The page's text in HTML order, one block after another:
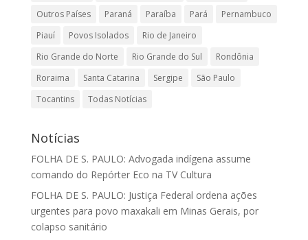
Outros Países
Paraná Paraíba Pará
Pernambuco
Piauí
Povos Isolados
Rio de Janeiro
Rio Grande do Norte
Rio Grande do Sul
Rondônia
Roraima
Santa Catarina Sergipe
São Paulo
Tocantins
Todas Notícias
Notícias
FOLHA DE S. PAULO: Advogada indígena assume
comando do Repórter Eco na TV Cultura
FOLHA DE S. PAULO: Justiça Federal ordena ações
urgentes para povo maxakali em Minas Gerais, por
colapso sanitário